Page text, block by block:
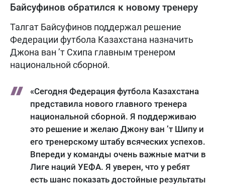
Байсуфинов обратился к новому тренеру
Талгат Байсуфинов поддержал решение
Федерации футбола Казахстана назначить
Джона ван ’т Схипа главным тренером
национальной сборной.
«Сегодня Федерация футбола Казахстана
представила нового главного тренера
национальной сборной. Я поддерживаю
это решение и желаю Джону ван ’т Шипу и
его тренерскому штабу всяческих успехов.
Впереди у команды очень важные матчи в
Лиге наций УЕФА. Я уверен, что у ребят
есть шанс показать достойные результаты